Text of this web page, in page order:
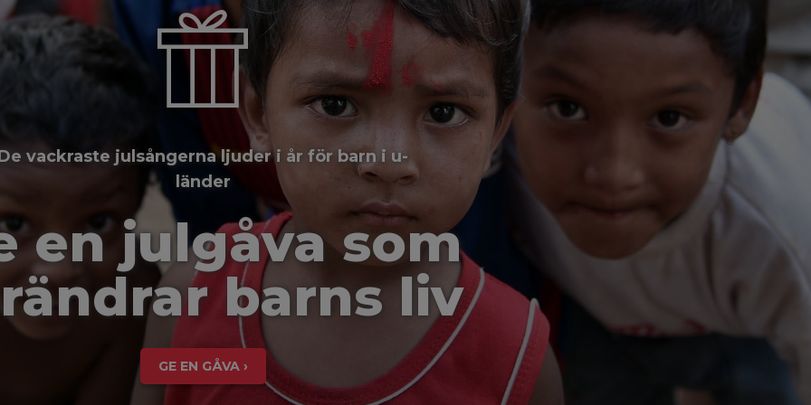
vackraste julsångerna ljuder i år för barn i u-
länder
en julgåva som
barns liv
GE EN GÅVA ›